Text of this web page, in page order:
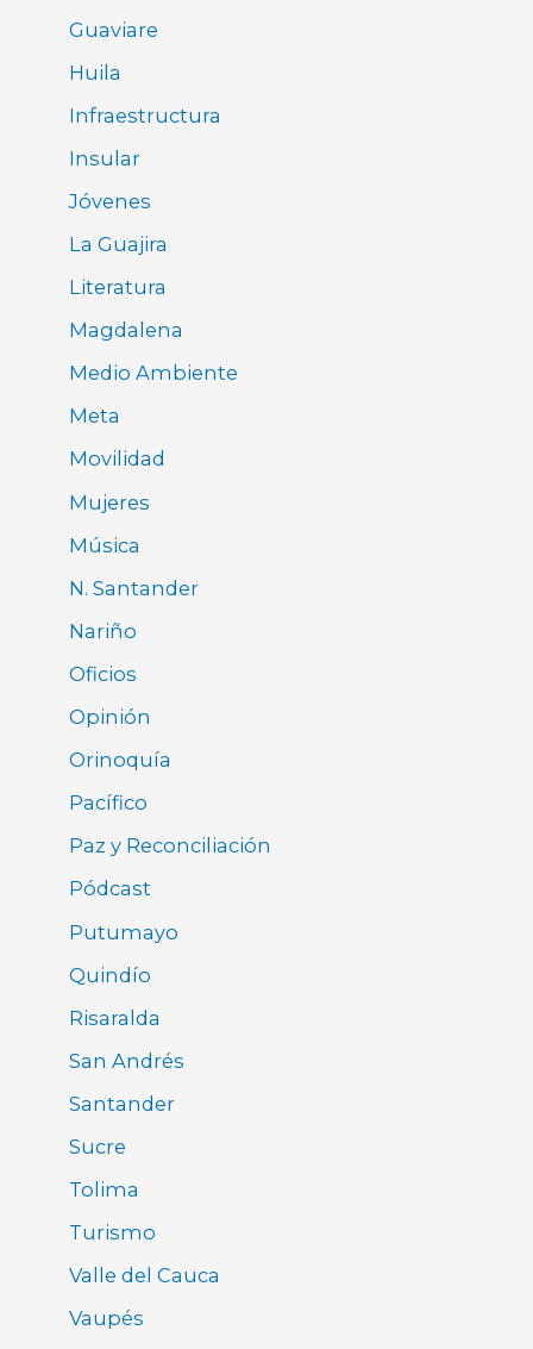
Guaviare
Huila
Infraestructura
Insular
Jóvenes
La Guajira
Literatura
Magdalena
Medio Ambiente
Meta
Movilidad
Mujeres
Música
N. Santander
Nariño
Oficios
Opinión
Orinoquía
Pacífico
Paz y Reconciliación
Pódcast
Putumayo
Quindío
Risaralda
San Andrés
Santander
Sucre
Tolima
Turismo
Valle del Cauca
Vaupés